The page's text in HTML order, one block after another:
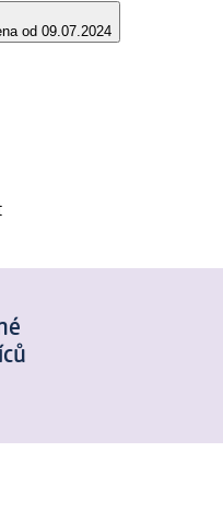
od 09.07.2024